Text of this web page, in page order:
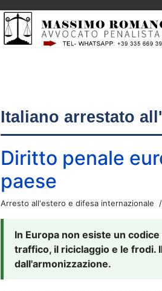
Italiano arrestato
Diritto penale
paese
Arresto all'estero e difesa internazionale
In Europa non esiste un
traffico, il riciclaggio e le frodi.
dall'armonizzazione.